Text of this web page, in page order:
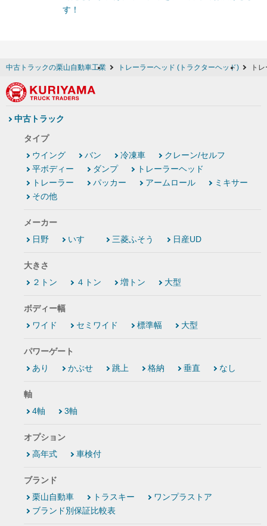
す！
中古トラックの栗山自動車工業 トレーラーヘッド (トラクターヘッド) ト
中古トラック
タイプ
ウイング
バン 冷凍車
クレーン/セルフ
平ボディー
ダンプ
トレーラーヘッド
トレーラー
パッカー アームロール
ミキサー
その他
メーカー
日野
いすゞ 三菱ふそう 日産UD
大きさ
２トン
４トン 増トン 大型
ボディー幅
ワイド
セミワイド 標準幅 大型
パワーゲート
あり
かぶせ 跳上 格納 垂直 なし
軸
4軸
3軸
オプション
高年式
車検付
ブランド
栗山自動車
トラスキー
ワンプラストア
ブランド別保証比較表